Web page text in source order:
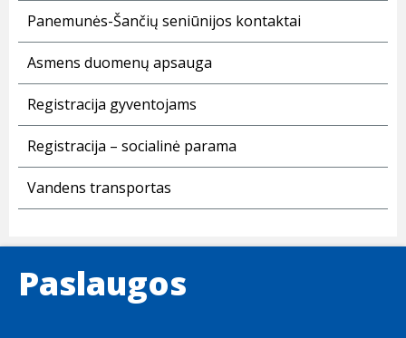
Panemunės-Šančių seniūnijos kontaktai
Asmens duomenų apsauga
Registracija gyventojams
Registracija – socialinė parama
Vandens transportas
Paslaugos